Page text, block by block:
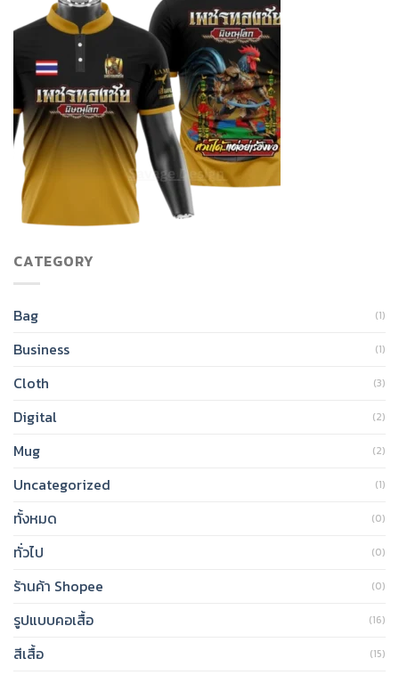
CATEGORY
Bag (1)
Business (1)
Cloth (3)
Digital (2)
Mug (2)
Uncategorized (1)
ทั้งหมด (0)
ทั่วไป (0)
ร้านค้า Shopee (0)
รูปแบบคอเสื้อ (16)
สีเสื้อ (15)